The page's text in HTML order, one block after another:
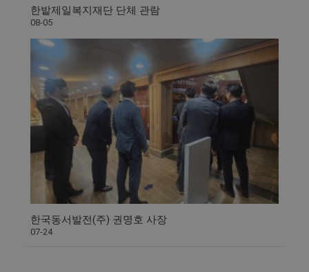
한밭제일복지재단 단체 관람
08-05
한국동서발전(주) 권명호 사장
07-24